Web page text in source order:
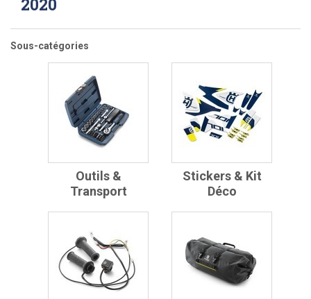
Sous-catégories
Outils &
Transport
Stickers & Kit
Déco